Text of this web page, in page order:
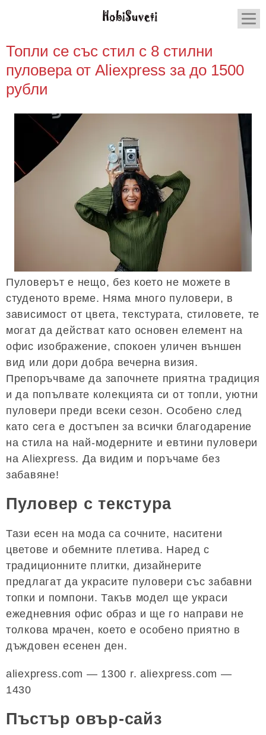
Топли се със стил с 8 стилни
пуловера от Aliexpress за до 1500
рубли
Пуловерът е нещо, без което не можете в
студеното време. Няма много пуловери, в
зависимост от цвета, текстурата, стиловете, те
могат да действат като основен елемент на
офис изображение, спокоен уличен външен
вид или дори добра вечерна визия.
Препоръчваме да започнете приятна традиция
и да попълвате колекцията си от топли, уютни
пуловери преди всеки сезон. Особено след
като сега е достъпен за всички благодарение
на стила на най-модерните и евтини пуловери
на Aliexpress. Да видим и поръчаме без
забавяне!
Пуловер с текстура
Тази есен на мода са сочните, наситени
цветове и обемните плетива. Наред с
традиционните плитки, дизайнерите
предлагат да украсите пуловери със забавни
топки и помпони. Такъв модел ще украси
ежедневния офис образ и ще го направи не
толкова мрачен, което е особено приятно в
дъждовен есенен ден.
aliexpress.com — 1300 r. aliexpress.com —
1430
Пъстър овър-сайз